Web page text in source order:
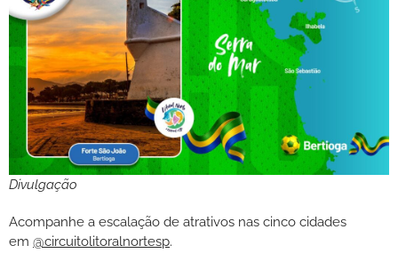
Divulgação
Acompanhe a escalação de atrativos nas cinco cidades
em @circuitolitoralnortesp.